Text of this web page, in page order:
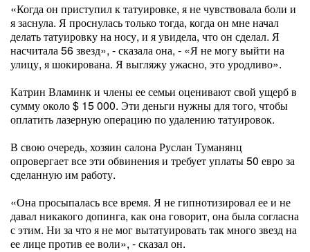
«Когда он приступил к татуировке, я не чувствовала боли и
я заснула. Я проснулась только тогда, когда он мне начал
делать татуировку на носу, и я увидела, что он сделал. Я
насчитала 56 звезд», - сказала она, - «Я не могу выйти на
улицу, я шокирована. Я выгляжу ужасно, это уродливо».
Катрин Вламинк и члены ее семьи оценивают свой ущерб в
сумму около $ 15 000. Эти деньги нужны для того, чтобы
оплатить лазерную операцию по удалению татуировок.
В свою очередь, хозяин салона Руслан Туманянц
опровергает все эти обвинения и требует уплаты 50 евро за
сделанную им работу.
«Она просыпалась все время. Я не гипнотизировал ее и не
давал никакого допинга, как она говорит, она была согласна
с этим. Ни за что я не мог вытатуировать так много звезд на
ее лице против ее воли», - сказал он.